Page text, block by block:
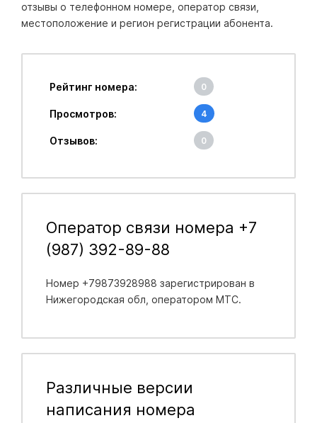
отзывы о телефонном номере, оператор связи,
местоположение и регион регистрации абонента.
Рейтинг номера: 0
Просмотров: 4
Отзывов: 0
Оператор связи номера +7
(987) 392-89-88
Номер +79873928988 зарегистрирован в
Нижегородская обл , оператором МТС.
Различные версии
написания номера